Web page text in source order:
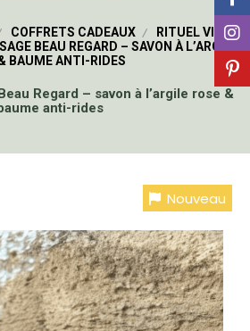
COFFRETS CADEAUX
RITUEL VISAGE
BEAU REGARD – SAVON À L’ARGILE
BAUME ANTI-RIDES
Regard – savon à l’argile rose &
anti-rides
Nouveau